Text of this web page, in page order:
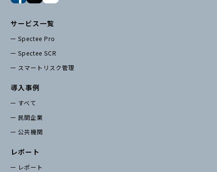
サービス一覧
Spectee Pro
Spectee SCR
スマートリスク管理
導入事例
すべて
民間企業
公共機関
レポート
レポート